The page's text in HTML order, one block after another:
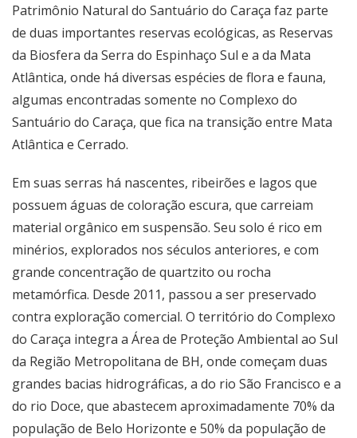
Patrimônio Natural do Santuário do Caraça faz parte
de duas importantes reservas ecológicas, as Reservas
da Biosfera da Serra do Espinhaço Sul e a da Mata
Atlântica, onde há diversas espécies de flora e fauna,
algumas encontradas somente no Complexo do
Santuário do Caraça, que fica na transição entre Mata
Atlântica e Cerrado.
Em suas serras há nascentes, ribeirões e lagos que
possuem águas de coloração escura, que carreiam
material orgânico em suspensão. Seu solo é rico em
minérios, explorados nos séculos anteriores, e com
grande concentração de quartzito ou rocha
metamórfica. Desde 2011, passou a ser preservado
contra exploração comercial. O território do Complexo
do Caraça integra a Área de Proteção Ambiental ao Sul
da Região Metropolitana de BH, onde começam duas
grandes bacias hidrográficas, a do rio São Francisco e a
do rio Doce, que abastecem aproximadamente 70% da
população de Belo Horizonte e 50% da população de